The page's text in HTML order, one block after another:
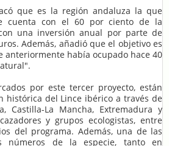
que es la región andaluza la que
cuenta con el 60 por ciento de la
una inversión anual por parte de
Además, añadió que el objetivo es
anteriormente había ocupado hace 40
por este tercer proyecto, están
histórica del Lince ibérico a través de
Castilla-La Mancha, Extremadura y
y grupos ecologistas, entre
del programa. Además, una de las
números de la especie, tanto en